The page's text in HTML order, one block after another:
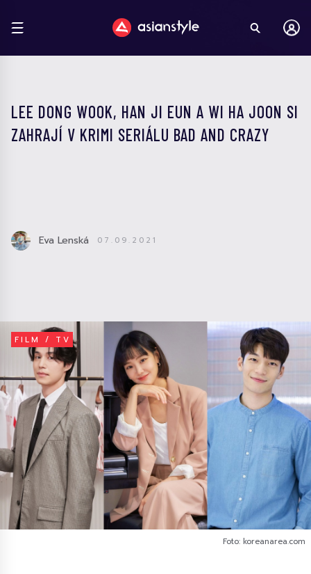
LEE DONG WOOK, HAN JI EUN A WI HA JOON SI
ZAHRAJÍ V KRIMI SERIÁLU BAD AND CRAZY
Eva Lenská 07.09.2021
FILM / TV
Foto: koreanarea.com